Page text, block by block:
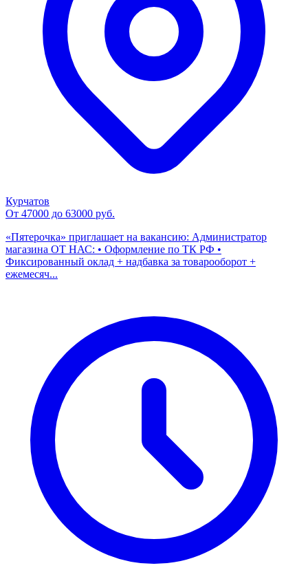
Курчатов
От 47000 до 63000 руб.
«Пятерочка» приглашает на вакансию: Администратор
магазина ОТ НАС: • Оформление по ТК РФ •
Фиксированный оклад + надбавка за товарооборот +
ежемесяч...